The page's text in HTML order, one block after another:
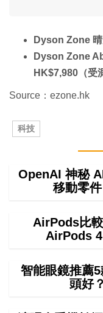
Dyson Zone
Dyson Zone
HK$7,980（受
Source：ezone.hk
科技
OpenAI 神秘
移動零
AirPods比
AirPods
智能眼鏡推薦
頭好